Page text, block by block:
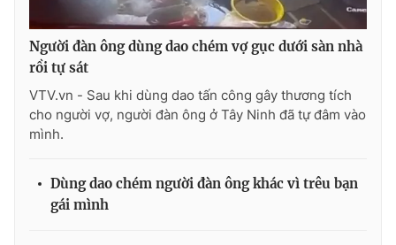
Ðiện thoại Thời báo VTV:024.66 897 897
Email:toasoan@vtv.vn
Liên hệ quảng cáo:
024-7300.7108
Người đàn ông dùng dao chém vợ gục dưới sàn nhà
rồi tự sát
VTV.vn - Sau khi dùng dao tấn công gây thương tích
cho người vợ, người đàn ông ở Tây Ninh đã tự đâm vào
mình.
Dùng dao chém người đàn ông khác vì trêu bạn
gái mình